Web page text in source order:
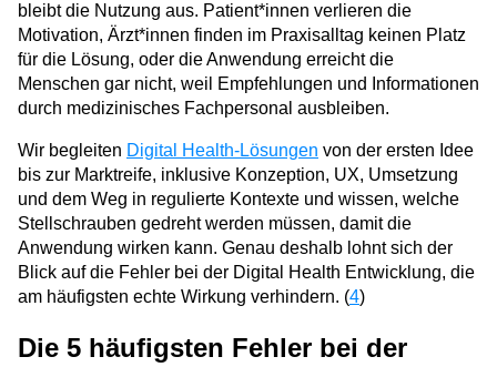
bleibt die Nutzung aus. Patient*innen verlieren die
Motivation, Ärzt*innen finden im Praxisalltag keinen Platz
für die Lösung, oder die Anwendung erreicht die
Menschen gar nicht, weil Empfehlungen und Informationen
durch medizinisches Fachpersonal ausbleiben.
Wir begleiten Digital Health-Lösungen von der ersten Idee
bis zur Marktreife, inklusive Konzeption, UX, Umsetzung
und dem Weg in regulierte Kontexte und wissen, welche
Stellschrauben gedreht werden müssen, damit die
Anwendung wirken kann. Genau deshalb lohnt sich der
Blick auf die Fehler bei der Digital Health Entwicklung, die
am häufigsten echte Wirkung verhindern. (4)
Die 5 häufigsten Fehler bei der